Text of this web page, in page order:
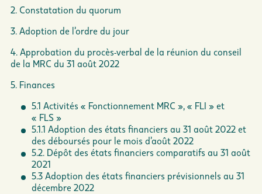
2. Constatation du quorum
3. Adoption de l’ordre du jour
4. Approbation du procès-verbal de la réunion du conseil
de la MRC du 31 août 2022
5. Finances
5.1 Activités « Fonctionnement MRC », « FLI » et
« FLS »
5.1.1 Adoption des états financiers au 31 août 2022 et
des déboursés pour le mois d’août 2022
5.2. Dépôt des états financiers comparatifs au 31 août
2021
5.3 Adoption des états financiers prévisionnels au 31
décembre 2022